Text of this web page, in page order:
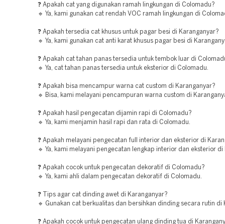
❓ Apakah cat yang digunakan ramah lingkungan di Colomadu?
🔹 Ya, kami gunakan cat rendah VOC ramah lingkungan di
❓ Apakah tersedia cat khusus untuk pagar besi di Karanganyar?
🔹 Ya, kami gunakan cat anti karat khusus pagar besi di
❓ Apakah cat tahan panas tersedia untuk tembok luar di
🔹 Ya, cat tahan panas tersedia untuk eksterior di Colomadu.
❓ Apakah bisa mencampur warna cat custom di Karanganyar?
🔹 Bisa, kami melayani pencampuran warna custom di
❓ Apakah hasil pengecatan dijamin rapi di Colomadu?
🔹 Ya, kami menjamin hasil rapi dan rata di Colomadu.
❓ Apakah melayani pengecatan full interior dan eksterior di
🔹 Ya, kami melayani pengecatan lengkap interior dan eksterior di
❓ Apakah cocok untuk pengecatan dekoratif di Colomadu?
🔹 Ya, kami ahli dalam pengecatan dekoratif di Colomadu.
❓ Tips agar cat dinding awet di Karanganyar?
🔹 Gunakan cat berkualitas dan bersihkan dinding secara rutin di
❓ Apakah cocok untuk pengecatan ulang dinding tua di